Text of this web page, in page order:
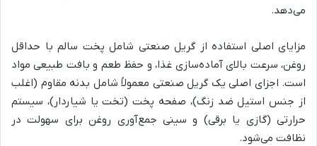
می‌دهد.
مزایای اصلی استفاده از گریل صنعتی شامل پخت سالم با حداقل
روغن، سرعت بالای آماده‌سازی غذا، و حفظ طعم و بافت طبیعی مواد
است. اجزای اصلی یک گریل صنعتی معمولاً شامل بدنه مقاوم (اغلب
از جنس استیل ضد زنگ)، صفحه پخت (تخت یا شیاردار)، سیستم
حرارتی (گازی یا برقی) و سینی جمع‌آوری روغن برای سهولت در
نظافت می‌شود.